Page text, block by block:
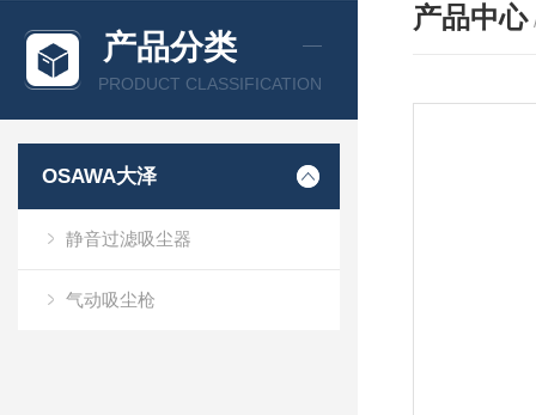
产品分类
PRODUCT CLASSIFICATION
OSAWA大泽
静音过滤吸尘器
气动吸尘枪
产品中心